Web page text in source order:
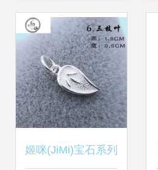
姬咪(JiMi)宝石系列